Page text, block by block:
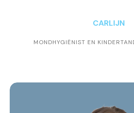
CARLIJN
MONDHYGIËNIST EN